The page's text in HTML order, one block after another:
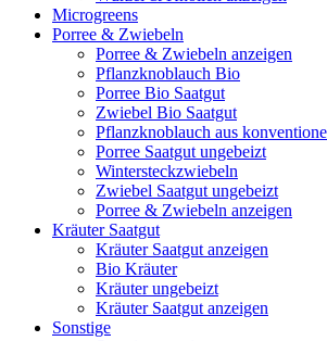
Microgreens
Porree & Zwiebeln
Porree & Zwiebeln anzeigen
Pflanzknoblauch Bio
Porree Bio Saatgut
Zwiebel Bio Saatgut
Pflanzknoblauch aus
Porree Saatgut ungebeizt
Wintersteckzwiebeln
Zwiebel Saatgut ungebeizt
Porree & Zwiebeln anzeigen
Kräuter Saatgut
Kräuter Saatgut anzeigen
Bio Kräuter
Kräuter ungebeizt
Kräuter Saatgut anzeigen
Sonstige